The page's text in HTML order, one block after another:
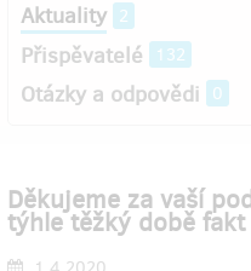
Aktuality 2
Přispěvatelé 132
Otázky a odpovědi 0
Děkujeme za vaší
týhle těžký době